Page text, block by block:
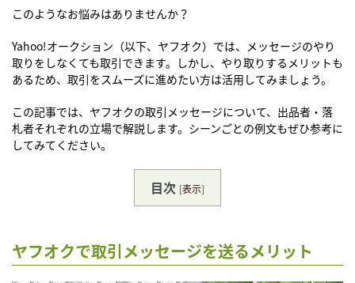
このようなお悩みはありませんか？
Yahoo!オークション（以下、ヤフオク）では、メッセージのやり
取りをしなくても取引できます。しかし、やり取りするメリットも
あるため、取引をスムーズに進めたい方は活用してみましょう。
この記事では、ヤフオクの取引メッセージについて、出品者・落
札者それぞれの立場で解説します。シーンごとの例文もぜひ参考に
してみてください。
目次 [表示]
ヤフオクで取引メッセージを送るメリット